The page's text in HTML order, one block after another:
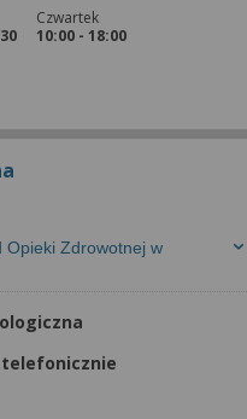
Czwartek
10:00 - 18:00
Opieki Zdrowotnej w